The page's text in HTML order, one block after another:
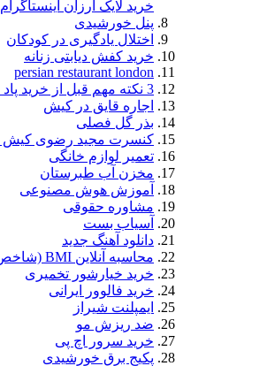
خرید لایک ارزان اینستاگرام
پنل خورشیدی
اختلال یادگیری در کودکان
خرید کفش دیابتی زنانه
persian restaurant london
3 نکته مهم قبل از خرید پاد سیستم
اجاره قایق در کیش
بذر گل فصلی
کنسرت مجید رضوی کیش 22 آبان 1404
تعمیر لوازم خانگی
مخزن آب طبرستان
آموزش هوش مصنوعی
مشاوره حقوقی
آسیاب بست
دانلود آهنگ جدید
محاسبه آنلاین BMI (شاخص توده بدنی) رایگان
خرید خیارشور تخمیری
خرید فالوور ایرانی
ایمپلنت شیراز
ضد ریزش مو
خرید سرور اچ پی
پکیج برق خورشیدی